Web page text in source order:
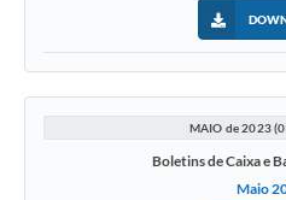
MAIO de 2023
Boletins de Caixa e
Maio